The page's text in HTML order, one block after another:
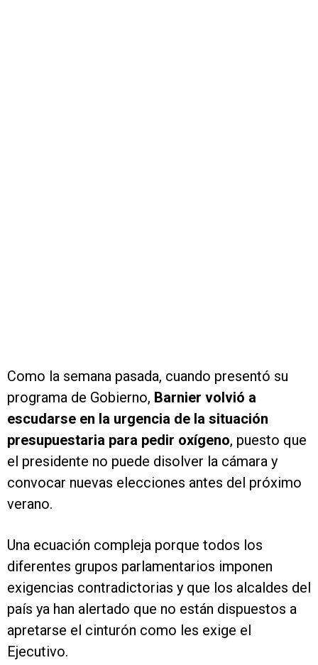
Como la semana pasada, cuando presentó su
programa de Gobierno, Barnier volvió a
escudarse en la urgencia de la situación
presupuestaria para pedir oxígeno, puesto que
el presidente no puede disolver la cámara y
convocar nuevas elecciones antes del próximo
verano.
Una ecuación compleja porque todos los
diferentes grupos parlamentarios imponen
exigencias contradictorias y que los alcaldes del
país ya han alertado que no están dispuestos a
apretarse el cinturón como les exige el
Ejecutivo.